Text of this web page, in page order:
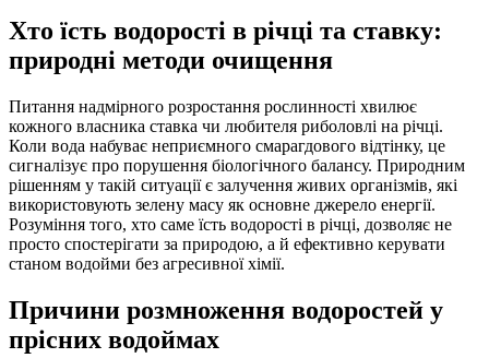
Хто їсть водорості в річці та ставку:
природні методи очищення
Питання надмірного розростання рослинності хвилює
кожного власника ставка чи любителя риболовлі на річці.
Коли вода набуває неприємного смарагдового відтінку, це
сигналізує про порушення біологічного балансу. Природним
рішенням у такій ситуації є залучення живих організмів, які
використовують зелену масу як основне джерело енергії.
Розуміння того, хто саме їсть водорості в річці, дозволяє не
просто спостерігати за природою, а й ефективно керувати
станом водойми без агресивної хімії.
Причини розмноження водоростей у
прісних водоймах